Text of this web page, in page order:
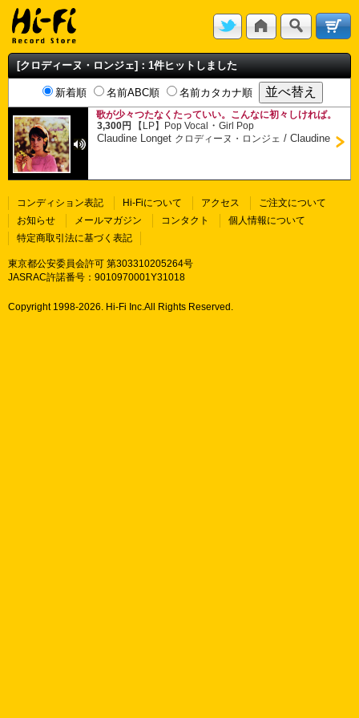
[クロディーヌ・ロンジェ]：1件ヒットしました
新着順 名前ABC順 名前カタカナ順
歌が少々つたなくたっていい。こんなに初々しければ。
3,300円
【LP】 Pop Vocal ・Girl Pop
Claudine Longet クロディーヌ・ロンジェ /Claudine
コンディション表記 Hi-Fiについて アクセス
ご注文について
お知らせ
メールマガジン コンタクト
個人情報について
特定商取引法に基づく表記
東京都公安委員会許可 第303310205264号
JASRAC許諾番号：9010970001Y31018
Copyright 1998-2026. Hi-Fi Inc.All Rights Reserved.